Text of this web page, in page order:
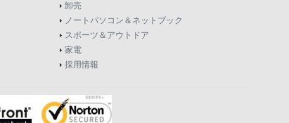
卸売
ノートパソコン＆ネットブック
スポーツ＆アウトドア
家電
採用情報